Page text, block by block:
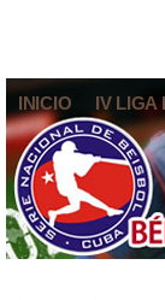
INICIO IV LIGA